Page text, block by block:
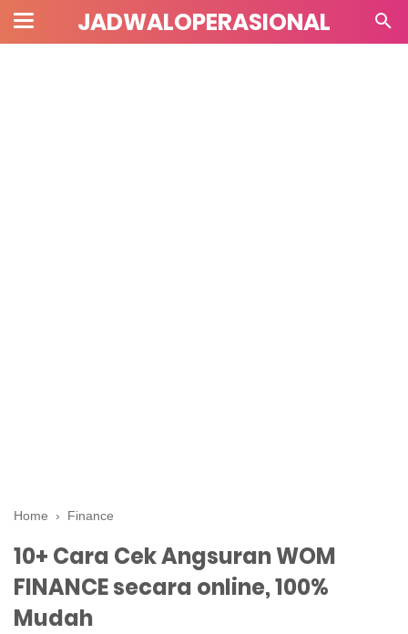
JADWALOPERASIONAL
Home › Finance
10+ Cara Cek Angsuran WOM
FINANCE secara online, 100%
Mudah